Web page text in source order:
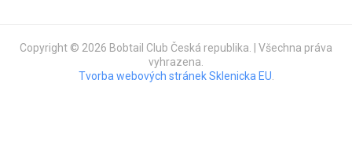
Copyright © 2026 Bobtail Club Česká republika. | Všechna práva
vyhrazena.
Tvorba webových stránek Sklenicka EU